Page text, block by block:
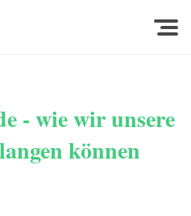
- wie wir unsere
können